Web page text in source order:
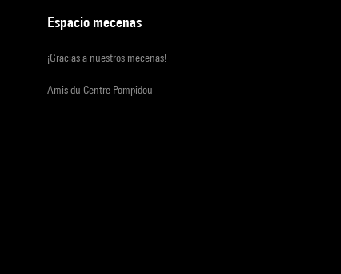
Espacio mecenas
¡Gracias a nuestros mecenas!
Amis du Centre Pompidou